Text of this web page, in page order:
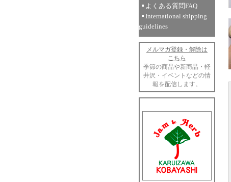
よくある質問FAQ
International shipping
guidelines
メルマガ登録・解除は
こちら
季節の商品や新商品・軽
井沢・イベントなどの情
報を配信します。